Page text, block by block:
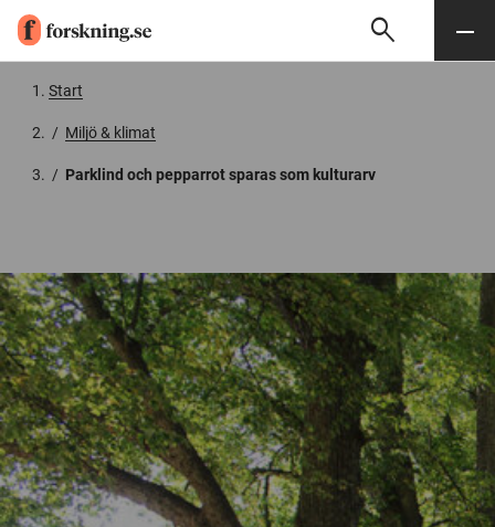
Söksearch Meny
Start
/ Miljö & klimat
/ Parklind och pepparrot sparas som kulturarv